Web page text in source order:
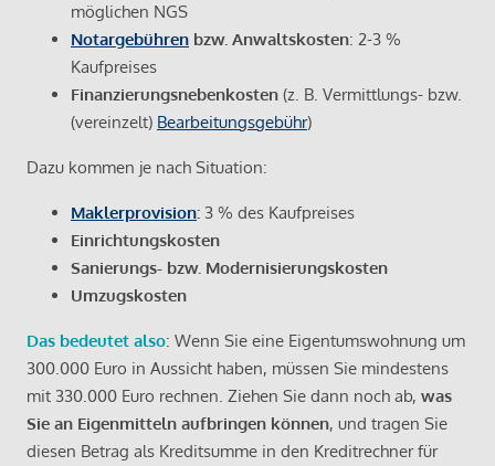
möglichen NGS
Notargebühren bzw. Anwaltskosten: 2-3 %
Kaufpreises
Finanzierungsnebenkosten (z. B. Vermittlungs- bzw.
(vereinzelt) Bearbeitungsgebühr)
Dazu kommen je nach Situation:
Maklerprovision: 3 % des Kaufpreises
Einrichtungskosten
Sanierungs- bzw. Modernisierungskosten
Umzugskosten
Das bedeutet also: Wenn Sie eine Eigentumswohnung um
300.000 Euro in Aussicht haben, müssen Sie mindestens
mit 330.000 Euro rechnen. Ziehen Sie dann noch ab, was
Sie an Eigenmitteln aufbringen können, und tragen Sie
diesen Betrag als Kreditsumme in den Kreditrechner für